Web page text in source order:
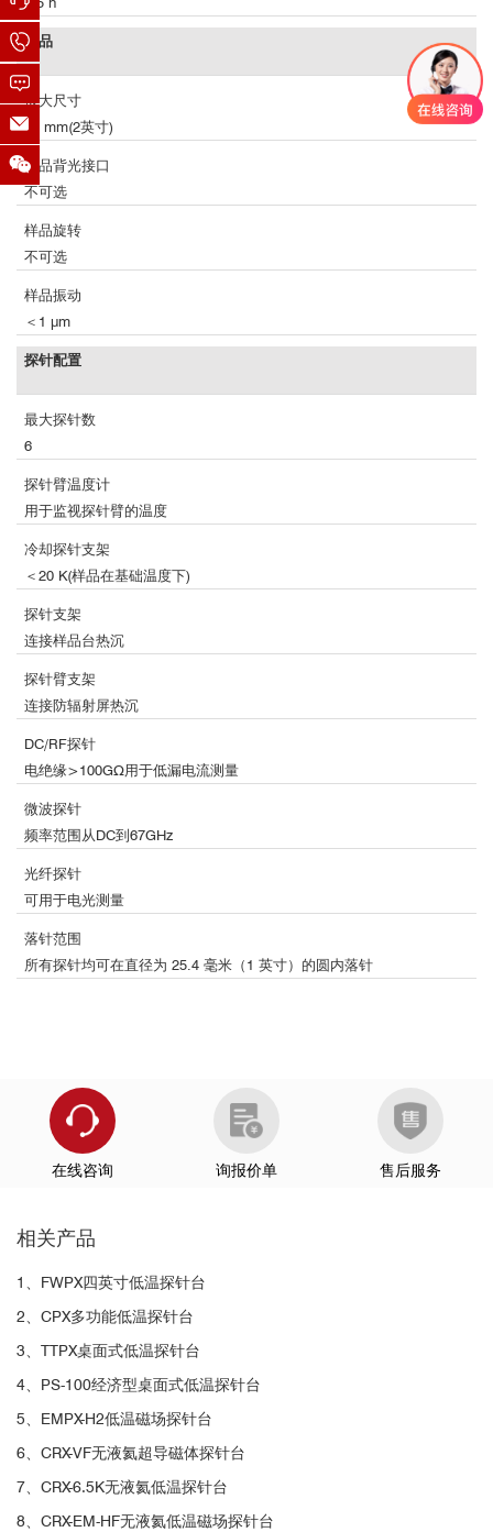
样品
最大尺寸
51 mm(2英寸)
样品背光接口
不可选
样品旋转
不可选
样品振动
＜1 μm
探针配置
最大探针数
6
探针臂温度计
用于监视探针臂的温度
冷却探针支架
＜20 K(样品在基础温度下)
探针支架
连接样品台热沉
探针臂支架
连接防辐射屏热沉
DC/RF探针
电绝缘>100GΩ用于低漏电流测量
微波探针
频率范围从DC到67GHz
光纤探针
可用于电光测量
落针范围
所有探针均可在直径为 25.4 毫米（1 英寸）的圆内落针
在线咨询 询报价单 售后服务
相关产品
1、FWPX四英寸低温探针台
2、CPX多功能低温探针台
3、TTPX桌面式低温探针台
4、PS-100经济型桌面式低温探针台
5、EMPX-H2低温磁场探针台
6、CRX-VF无液氦超导磁体探针台
7、CRX-6.5K无液氦低温探针台
8、CRX-EM-HF无液氦低温磁场探针台